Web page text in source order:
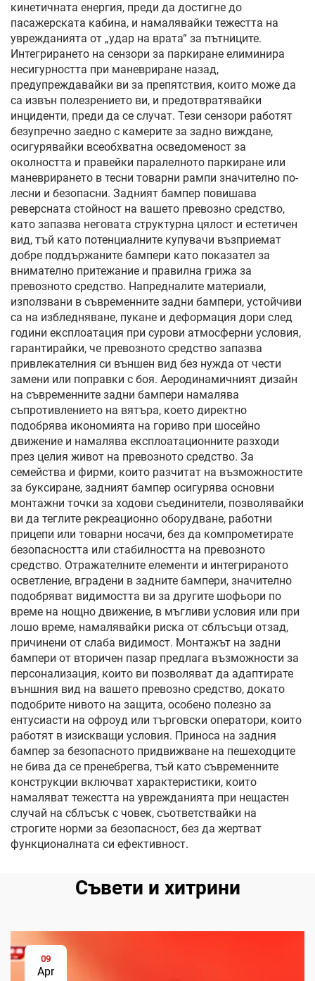
кинетичната енергия, преди да достигне до
пасажерската кабина, и намалявайки тежестта на
уврежданията от „удар на врата“ за пътниците.
Интегрирането на сензори за паркиране елиминира
несигурността при маневриране назад,
предупреждавайки ви за препятствия, които може да
са извън полезрението ви, и предотвратявайки
инциденти, преди да се случат. Тези сензори работят
безупречно заедно с камерите за задно виждане,
осигурявайки всеобхватна осведоменост за
околността и правейки паралелното паркиране или
маневрирането в тесни товарни рампи значително по-
лесни и безопасни. Задният бампер повишава
реверсната стойност на вашето превозно средство,
като запазва неговата структурна цялост и естетичен
вид, тъй като потенциалните купувачи възприемат
добре поддържаните бампери като показател за
внимателно притежание и правилна грижа за
превозното средство. Напредналите материали,
използвани в съвременните задни бампери, устойчиви
са на избледняване, пукане и деформация дори след
години експлоатация при сурови атмосферни условия,
гарантирайки, че превозното средство запазва
привлекателния си външен вид без нужда от чести
замени или поправки с боя. Аеродинамичният дизайн
на съвременните задни бампери намалява
съпротивлението на вятъра, което директно
подобрява икономията на гориво при шосейно
движение и намалява експлоатационните разходи
през целия живот на превозното средство. За
семейства и фирми, които разчитат на възможностите
за буксиране, задният бампер осигурява основни
монтажни точки за ходови съединители, позволявайки
ви да теглите рекреационно оборудване, работни
прицепи или товарни носачи, без да компрометирате
безопасността или стабилността на превозното
средство. Отражателните елементи и интегрираното
осветление, вградени в задните бампери, значително
подобряват видимостта ви за другите шофьори по
време на нощно движение, в мъгливи условия или при
лошо време, намалявайки риска от сблъсъци отзад,
причинени от слаба видимост. Монтажът на задни
бампери от вторичен пазар предлага възможности за
персонализация, които ви позволяват да адаптирате
външния вид на вашето превозно средство, докато
подобрите нивото на защита, особено полезно за
ентусиасти на офроуд или търговски оператори, които
работят в изискващи условия. Приноса на задния
бампер за безопасното придвижване на пешеходците
не бива да се пренебрегва, тъй като съвременните
конструкции включват характеристики, които
намаляват тежестта на уврежданията при нещастен
случай на сблъсък с човек, съответствайки на
строгите норми за безопасност, без да жертват
функционалната си ефективност.
Съвети и хитрини
09
Apr